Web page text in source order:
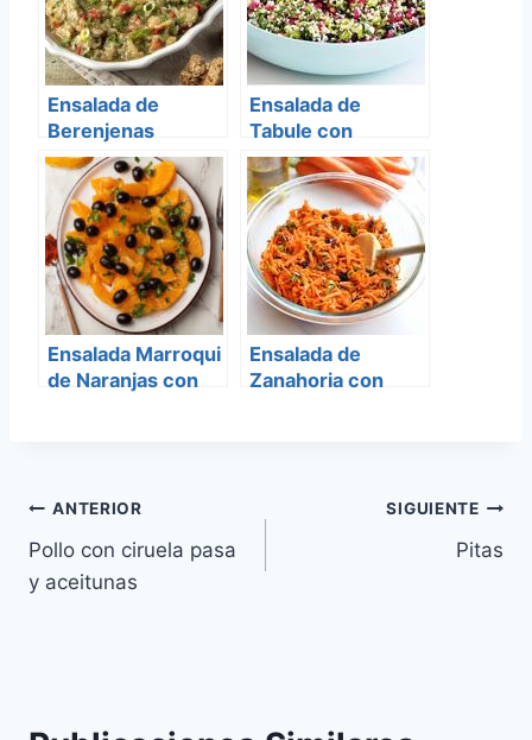
Ensalada de
Berenjenas
Ensalada de
Tabule con
Granada
Ensalada Marroqui
de Naranjas con
Ensalada de
Zanahoria con
Navegación
de
ANTERIOR
Pollo con ciruela pasa
y aceitunas
SIGUIENTE
Pitas